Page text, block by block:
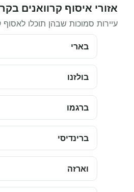
אזורי איסוף קרוואנים
עיירות סמוכות שבהן תוכלו לאסוף
בארי
בולזנו
ברגמו
ברינדיסי
וארזה